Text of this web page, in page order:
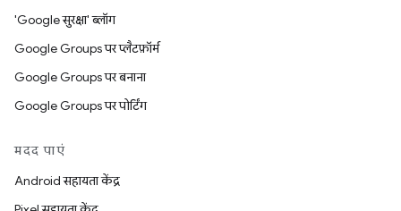
'Google सुरक्षा' ब्लॉग
Google Groups पर प्लैटफ़ॉर्म
Google Groups पर बनाना
Google Groups पर पोर्टिंग
मदद पाएं
Android सहायता केंद्र